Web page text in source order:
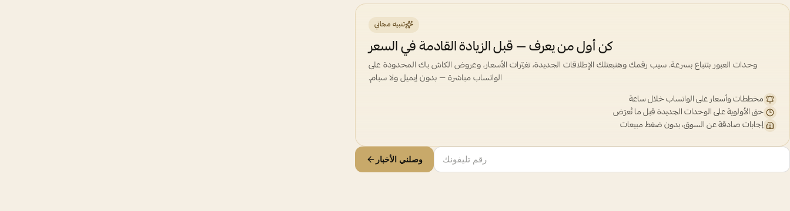
تنبيه مجاني
كن أول من يعرف — قبل الزيادة القادمة في السعر
وحدات العبور بتتباع بسرعة. سيب رقمك وهنبعتلك الإطلاقات الجديدة، تغيّرات الأسعار، وعروض الكاش باك المحدودة على
الواتساب مباشرة — بدون إيميل ولا سبام.
مخططات وأسعار على الواتساب خلال ساعة
حق الأولوية على الوحدات الجديدة قبل ما تُعرَض
إجابات صادقة عن السوق، بدون ضغط مبيعات
وصلني الأخبار